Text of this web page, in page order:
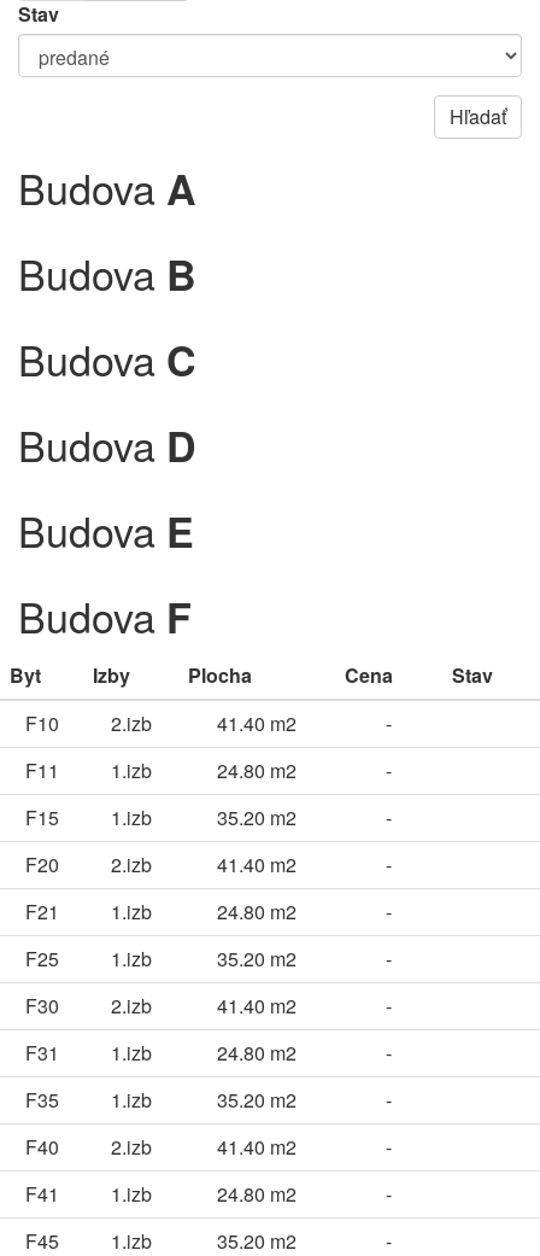
Stav
Budova A
Budova B
Budova C
Budova D
Budova E
Budova F
Byt Izby Plocha Cena
Stav
F10
2.izb 41.40 m2
-
F11
1.izb 24.80 m2
-
F15
1.izb 35.20 m2
-
F20
2.izb 41.40 m2
-
F21
1.izb 24.80 m2
-
F25
1.izb 35.20 m2
-
F30
2.izb 41.40 m2
-
F31
1.izb 24.80 m2
-
F35
1.izb 35.20 m2
-
F40
2.izb 41.40 m2
-
F41
1.izb 24.80 m2
-
F45
1.izb 35.20 m2
-